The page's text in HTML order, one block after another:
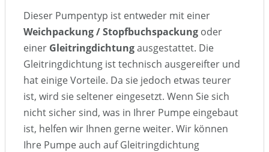
Dieser Pumpentyp ist entweder mit einer
Weichpackung / Stopfbuchspackung oder
einer Gleitringdichtungausgestattet. Die
Gleitringdichtung ist technisch ausgereifter und
hat einige Vorteile. Da sie jedoch etwas teurer
ist, wird sie seltener eingesetzt. Wenn Sie sich
nicht sicher sind, was in Ihrer Pumpe eingebaut
ist, helfen wir Ihnen gerne weiter. Wir können
Ihre Pumpe auch auf Gleitringdichtung